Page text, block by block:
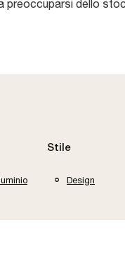
preoccuparsi dello
Stile
Design